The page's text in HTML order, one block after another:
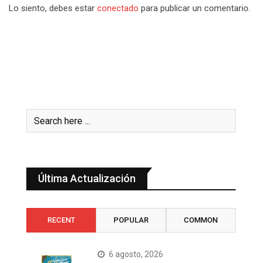
Lo siento, debes estar conectado para publicar un comentario.
Última Actualización
RECENT POPULAR COMMON
6 agosto, 2026